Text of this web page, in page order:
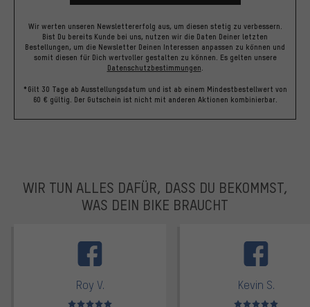
Wir werten unseren Newslettererfolg aus, um diesen stetig zu verbessern.
Bist Du bereits Kunde bei uns, nutzen wir die Daten Deiner letzten
Bestellungen, um die Newsletter Deinen Interessen anpassen zu können und
somit diesen für Dich wertvoller gestalten zu können. Es gelten unsere
Datenschutzbestimmungen.
*Gilt 30 Tage ab Ausstellungsdatum und ist ab einem Mindestbestellwert von
60 € gültig. Der Gutschein ist nicht mit anderen Aktionen kombinierbar.
WIR TUN ALLES DAFÜR, DASS DU BEKOMMST,
WAS DEIN BIKE BRAUCHT
Roy V.
Bewertungen: 5 von 5
Kevin S.
Bewertungen: 5 von 5